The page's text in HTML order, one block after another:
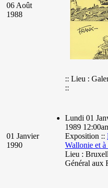
06 Août
1988
:: Lieu :
::
01 Janvier
1990
Lundi 01
1989
Exposition ::
Wallonie et
Lieu :
Général aux